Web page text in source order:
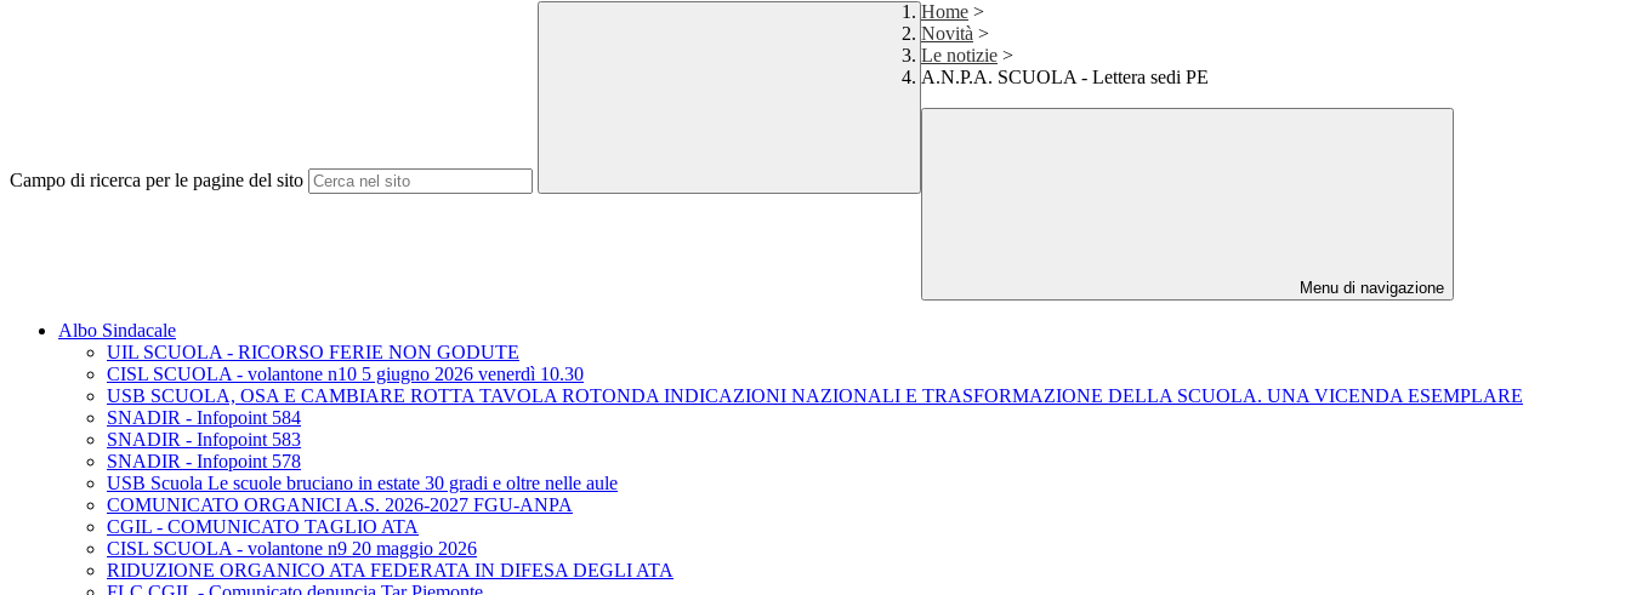
Campo di ricerca per le pagine del sito
Home >
Novità >
Le notizie >
A.N.P.A. SCUOLA - Lettera sedi PE
Menu di navigazione
Albo Sindacale
UIL SCUOLA - RICORSO FERIE NON GODUTE
CISL SCUOLA - volantone n10 5 giugno 2026 venerdì 10.30
USB SCUOLA, OSA E CAMBIARE ROTTA TAVOLA ROTONDA INDICAZIONI NAZIONALI E TRASFORMAZIONE DELLA SCUOLA. UNA VICENDA ESEMPLARE
SNADIR - Infopoint 584
SNADIR - Infopoint 583
SNADIR - Infopoint 578
USB Scuola Le scuole bruciano in estate 30 gradi e oltre nelle aule
COMUNICATO ORGANICI A.S. 2026-2027 FGU-ANPA
CGIL - COMUNICATO TAGLIO ATA
CISL SCUOLA - volantone n9 20 maggio 2026
RIDUZIONE ORGANICO ATA FEDERATA IN DIFESA DEGLI ATA